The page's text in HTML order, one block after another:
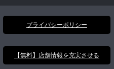
プライバシーポリシー
【無料】店舗情報を充実させる